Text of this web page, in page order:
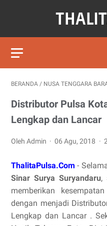
BERANDA / NUSA TENGGARA
Distributor Pulsa
Lengkap dan Lancar
Oleh Admin 06 Agu, 2018
ThalitaPulsa.Com -
Sinar Surya Suryandaru,
memberikan
dengan menjadi
Lengkap dan Lancar .